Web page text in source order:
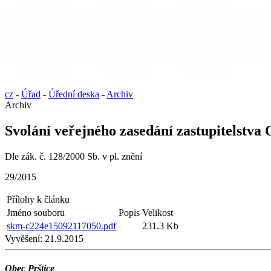
cz - Úřad - Úřední deska - Archiv
Archiv
Svolání veřejného zasedání zastupitelstva
Dle zák. č. 128/2000 Sb. v pl. znění
29/2015
Přílohy k článku
Jméno souboru
Popis Velikost
skm-c224e15092117050.pdf
231.3 Kb
Vyvěšení: 21.9.2015
Obec Prštice